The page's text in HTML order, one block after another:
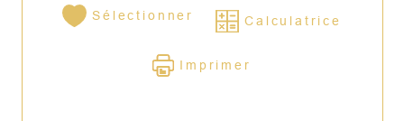
Sélectionner Calculatrice
Imprimer